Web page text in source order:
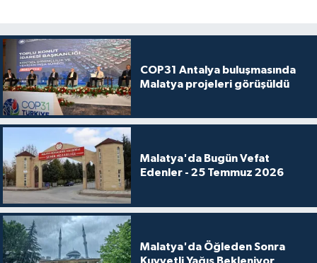
COP31 Antalya buluşmasında
Malatya projeleri görüşüldü
Malatya'da Bugün Vefat
Edenler - 25 Temmuz 2026
Malatya'da Öğleden Sonra